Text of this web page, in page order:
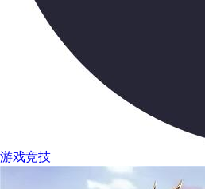
游戏竞技